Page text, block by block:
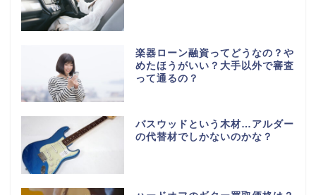
楽器ローン融資ってどうなの？や
めたほうがいい？大手以外で審査
って通るの？
バスウッドという木材…アルダー
の代替材でしかないのかな？